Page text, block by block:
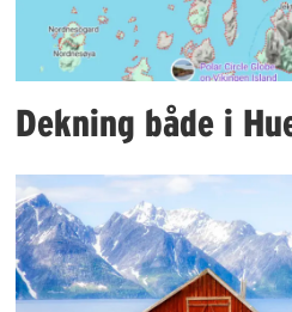
Dekning både i